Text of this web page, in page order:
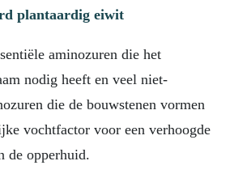
plantaardig eiwit
aminozuren die het
nodig heeft en veel niet-
die de bouwstenen vormen
vochtfactor voor een verhoogde
de opperhuid.